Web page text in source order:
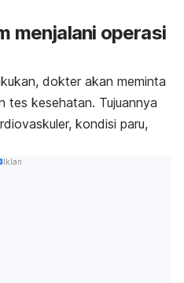
menjalani operasi
dokter akan meminta
tes kesehatan. Tujuannya
kondisi paru,
Iklan